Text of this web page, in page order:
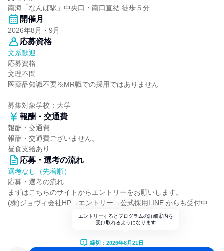
南海「なんば駅」中央口・南口直結 徒歩５分
開催月
2026年8月・9月
応募資格
文系歓迎
応募資格
文理不問
医薬品知識不要※MR職での採用ではありません
募集対象学校：大学
報酬・交通費
報酬・交通費
報酬・交通費ございません。
昼食支給あり
応募・選考の流れ
選考なし（先着順）
応募・選考の流れ
まずはこちらのサイトからエントリーをお願いします。
(株)ジョヴィ会社HP→エントリー→公式採用LINE からも受付中
エントリーするとプログラムの詳細案内を
受け取れるようになります
締切：2026年8月21日